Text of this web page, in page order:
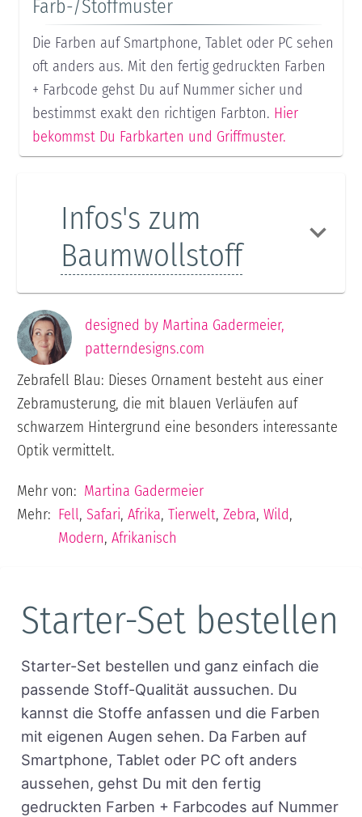
Farb-/Stoffmuster
Die Farben auf Smartphone, Tablet oder PC sehen
oft anders aus. Mit den fertig gedruckten Farben
+ Farbcode gehst Du auf Nummer sicher und
bestimmst exakt den richtigen Farbton. Hier
bekommst Du Farbkarten und Griffmuster.
Infos's zum
Baumwollstoff
designed by Martina Gadermeier,
patterndesigns.com
Zebrafell Blau: Dieses Ornament besteht aus einer
Zebramusterung, die mit blauen Verläufen auf
schwarzem Hintergrund eine besonders interessante
Optik vermittelt.
Mehr von: Martina Gadermeier
Mehr: Fell,Safari,Afrika,Tierwelt,Zebra,Wild,
Modern,Afrikanisch
Starter-Set bestellen
Starter-Set bestellen und ganz einfach die
passende Stoff-Qualität aussuchen. Du
kannst die Stoffe anfassen und die Farben
mit eigenen Augen sehen. Da Farben auf
Smartphone, Tablet oder PC oft anders
aussehen, gehst Du mit den fertig
gedruckten Farben + Farbcodes auf Nummer